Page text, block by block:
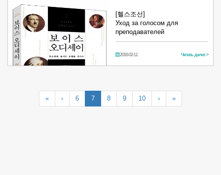
[헬스조선]
Уход за голосом для
преподавателей
2016-02-11 Читать далее >
« ‹ 6 7 8 9 10 › »